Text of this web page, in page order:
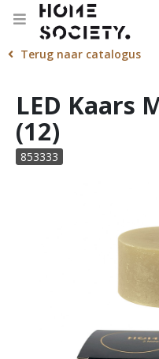
Terug naar catalogus
LED Kaars
(12)
853333